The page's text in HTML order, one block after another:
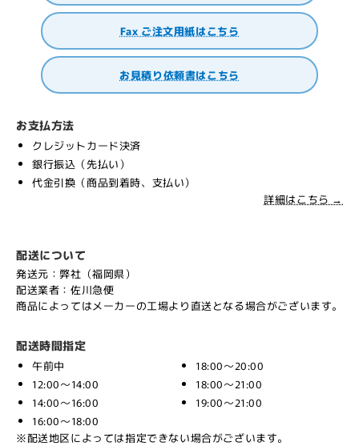
Fax ご注文用紙はこちら
お見積り依頼書はこちら
お支払方法
クレジットカード決済
銀行振込（先払い）
代金引換（商品到着時、支払い）
詳細はこちら →
配送について
発送元：弊社（福岡県）
配送業者：佐川急便
商品によってはメーカーの工場より直送となる場合がございます。
配送時間指定
午前中
12:00～14:00
14:00～16:00
16:00～18:00
18:00～20:00
18:00～21:00
19:00～21:00
※配送地区によっては指定できない場合がございます。